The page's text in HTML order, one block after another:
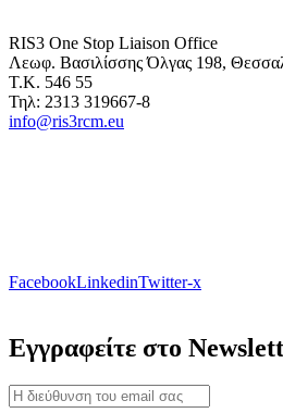
RIS3 One Stop Liaison Office
Λεωφ. Βασιλίσσης Όλγας 198,
Τ.Κ. 546 55
Τηλ: 2313 319667-8
info@ris3rcm.eu
FacebookLinkedinTwitter-x
Εγγραφείτε στο